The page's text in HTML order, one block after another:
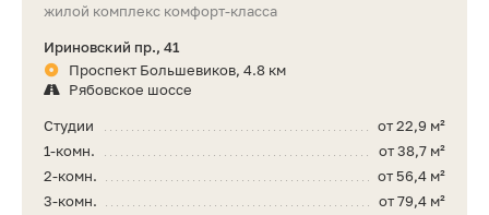
жилой комплекс комфорт-класса
Ириновский пр., 41
Проспект Большевиков, 4.8 км
Рябовское шоссе
от 22,9 м²
Студии
от 38,7 м²
1-комн.
от 56,4 м²
2-комн.
от 79,4 м²
3-комн.